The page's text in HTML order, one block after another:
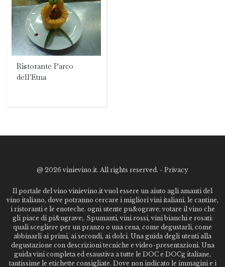
Ristorante Parco
dell'Etna
@ 2026 vinievino.it. All rights reserved. - Privacy
Il portale del vino vinievino.it vuol essere un aiuto agli amanti del
vino italiano, dove potranno cercare i migliori vini italiani, le cantine,
i ristoranti e le enoteche. ogni utente pu&ograve; votare il vino che
gli piace di pi&ugrave;. Spumanti, vini rossi, vini bianchi e rosati:
quali scegliere per un pranzo o una cena, come degustarli, come
abbinarli ai primi, ai secondi, ai dolci. Una guida degli utenti alla
degustazione con descrizioni tecniche e video-presentazioni. Una
guida vini completa ed esaustiva a tutte le DOC e DOCg italiane,
tantissime le etichette consigliate. Dove non indicato le immagini e i